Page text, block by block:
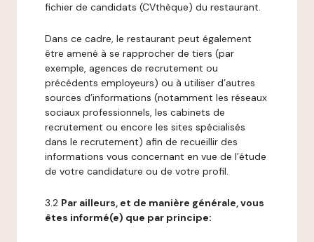
fichier de candidats (CVthèque) du restaurant.
Dans ce cadre, le restaurant peut également
être amené à se rapprocher de tiers (par
exemple, agences de recrutement ou
précédents employeurs) ou à utiliser d’autres
sources d’informations (notamment les réseaux
sociaux professionnels, les cabinets de
recrutement ou encore les sites spécialisés
dans le recrutement) afin de recueillir des
informations vous concernant en vue de l’étude
de votre candidature ou de votre profil.
3.2 Par ailleurs, et de manière générale, vous
êtes informé(e) que par principe: